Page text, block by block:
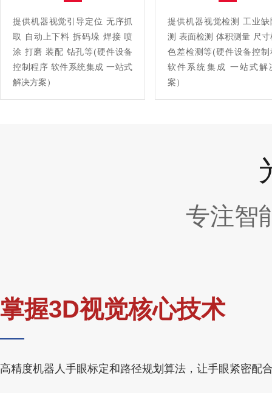
提供机器视觉引导定位 无序抓
取 自动上下料 拆码垛 焊接 喷
涂 打磨 装配 钻孔等(硬件设备
控制程序 软件系统集成 一站式
解决方案）
提供机器视觉检测 工业缺
测 表面检测 体积测量 尺寸
色差检测等(硬件设备控制
软件系统集成 一站式解
案）
专注智
掌握3D视觉核心技术
高精度机器人手眼标定和路径规划算法，让手眼紧密配